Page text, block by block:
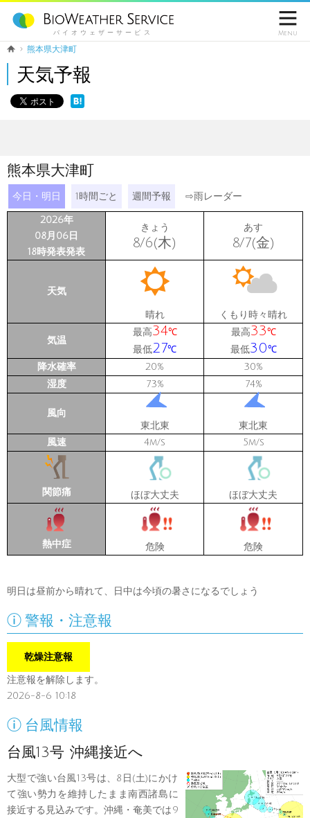
バイオウェザーサービス

Menu
熊本県大津町
天気予報
熊本県大津町
今日・明日 1時間ごと 週間予報 ⇨雨レーダー
2026年
08月06日
18時発表発表
きょう
8/6(木)
あす
8/7(金)
天気
晴れ くもり時々晴れ
気温
最高34℃
最低27℃
最高33℃
最低30℃
降水確率 20% 30%
湿度 73% 74%
風向
東北東
東北東
風速
4m/s 5m/s
関節痛 ほぼ大丈夫 ほぼ大丈夫
熱中症 危険 危険
明日は昼前から晴れて、日中は今頃の暑さになるでしょう
 警報・注意報
乾燥注意報
注意報を解除します。
2026-8-6 10:18
 台風情報
台風13号 沖縄接近へ
大型で強い台風13号は、8日(土)にかけ
て強い勢力を維持したまま南西諸島に
接近する見込みです。沖縄・奄美では9